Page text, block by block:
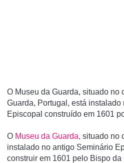
O Museu da Guarda, situado no
Guarda, Portugal, está
Episcopal construí­do em 1601
O Museu da Guarda, situado no
instalado no antigo Seminário
construir em 1601 pelo Bispo